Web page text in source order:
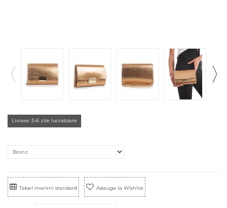
Livrare: 3-6 zile lucratoare
Tabel marimi standard Adauga la Wishlist